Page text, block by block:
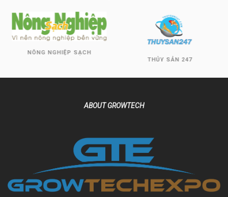
NÔNG NGHIỆP SẠCH
THỦY SẢN 247
ABOUT GROWTECH